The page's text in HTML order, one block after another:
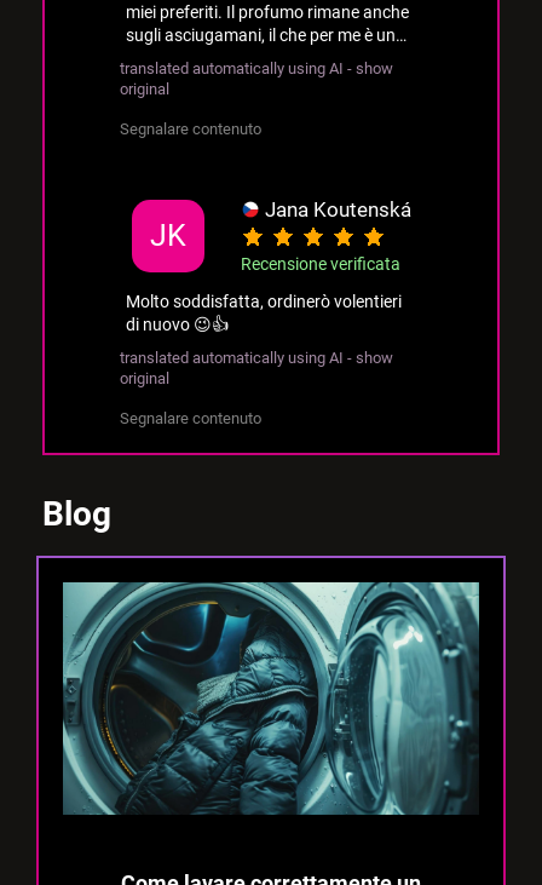
miei preferiti. Il profumo rimane anche
sugli asciugamani, il che per me è un
grande successo ❤️
translated automatically using AI - show
original
Segnalare contenuto
JK
Jana Koutenská
Recensione verificata
Molto soddisfatta, ordinerò volentieri
di nuovo 😉👍
translated automatically using AI - show
original
Segnalare contenuto
Blog